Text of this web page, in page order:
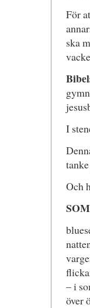
För
ska
I
Och
– i
över